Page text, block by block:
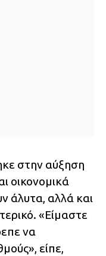
στην αύξηση
οικονομικά
άλυτα, αλλά και
«Είμαστε
να
είπε,